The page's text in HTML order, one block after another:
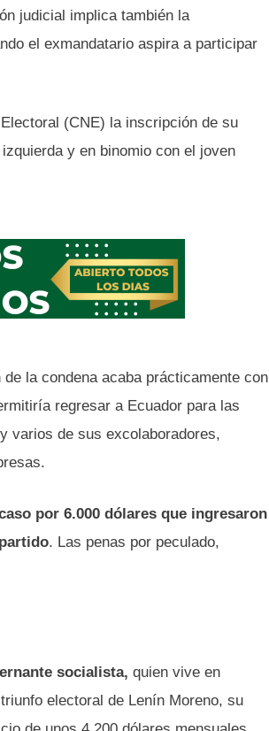
judicial implica también la
el exmandatario aspira a participar
(CNE) la inscripción de su
y en binomio con el joven
de la condena acaba prácticamente con
regresar a Ecuador para las
varios de sus excolaboradores,
por 6.000 dólares que ingresaron
. Las penas por peculado,
socialista, quien vive en
electoral de Lenín Moreno, su